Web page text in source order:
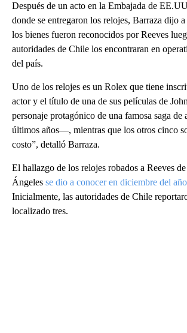
Después de un acto en la Embajada de
donde se entregaron los relojes, Barraza dijo
los bienes fueron reconocidos por Reeves
autoridades de Chile los encontraran en
del país.
Uno de los relojes es un Rolex que tiene
actor y el título de una de sus películas de
personaje protagónico de una famosa saga de
últimos años—, mientras que los otros cinco
costo”, detalló Barraza.
El hallazgo de los relojes robados a Reeves
Ángeles se dio a conocer en diciembre del
Inicialmente, las autoridades de Chile
localizado tres.